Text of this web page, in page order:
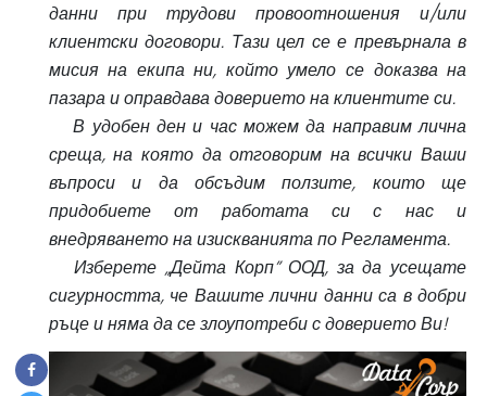
данни при трудови провоотношения и/или
клиентски договори. Тази цел се е превърнала в
мисия на екипа ни, който умело се доказва на
пазара и оправдава доверието на клиентите си.
В удобен ден и час можем да направим лична
среща, на която да отговорим на всички Ваши
въпроси и да обсъдим ползите, които ще
придобиете от работата си с нас и
внедряването на изискванията по Регламента.
Изберете „Дейта Корп” ООД, за да усещате
сигурността, че Вашите лични данни са в добри
ръце и няма да се злоупотреби с доверието Ви!